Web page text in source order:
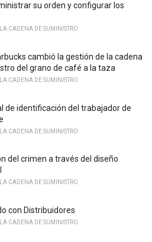
su orden y configurar los
CADENA DE SUMINISTRO
cambió la gestión de la cadena
del grano de café a la taza
CADENA DE SUMINISTRO
de identificación del trabajador de
CADENA DE SUMINISTRO
del crimen a través del diseño
CADENA DE SUMINISTRO
con Distribuidores
CADENA DE SUMINISTRO